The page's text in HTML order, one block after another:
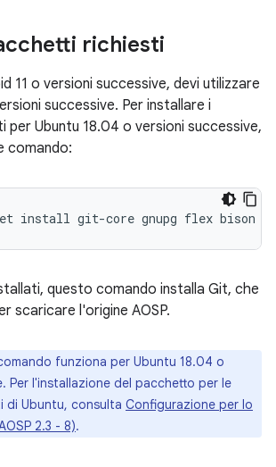
richiesti
11 o versioni successive, devi utilizzare
successive. Per installare i
per Ubuntu 18.04 o versioni successive,
comando:
install git-core gnupg flex bison
questo comando installa Git, che
scaricare l'origine AOSP.
funziona per Ubuntu 18.04 o
Per l'installazione del pacchetto per le
di Ubuntu, consulta Configurazione per lo
2.3 - 8).